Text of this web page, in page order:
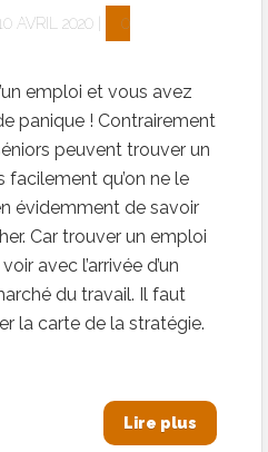
AVRIL 2020 |
0
emploi et vous avez
panique ! Contrairement
peuvent trouver un
qu’on ne le
évidemment de savoir
Car trouver un emploi
avec l’arrivée d’un
du travail. Il faut
la carte de la stratégie.
Lire plus